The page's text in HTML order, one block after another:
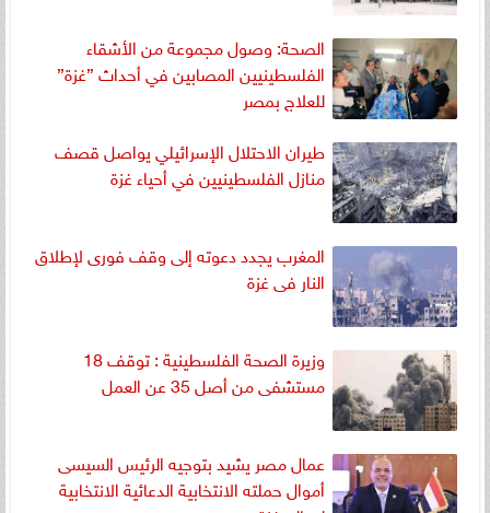
الصحة: وصول مجموعة من الأشقاء
الفلسطينيين المصابين في أحداث ”غزة”
للعلاج بمصر
طيران الاحتلال الإسرائيلي يواصل قصف
منازل الفلسطينيين في أحياء غزة
المغرب يجدد دعوته إلى وقف فورى لإطلاق
النار فى غزة
وزيرة الصحة الفلسطينية : توقف 18
مستشفى من أصل 35 عن العمل
عمال مصر يشيد بتوجيه الرئيس السيسى
أموال حملته الانتخابية الدعائية الانتخابية